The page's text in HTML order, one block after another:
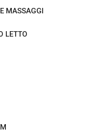
MASSAGGI
LETTO